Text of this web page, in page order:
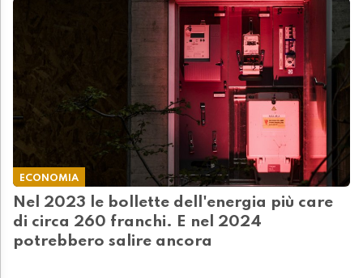
ECONOMIA
Nel 2023 le bollette dell'energia più care
di circa 260 franchi. E nel 2024
potrebbero salire ancora